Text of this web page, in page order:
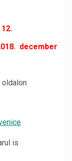
december
oldalon
is